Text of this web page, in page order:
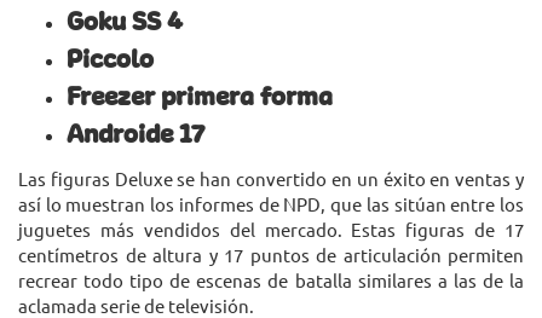
Goku SS 4
Piccolo
Freezer primera forma
Androide 17
Las figuras Deluxe se han convertido en un éxito en ventas y
así lo muestran los informes de NPD, que las sitúan entre los
juguetes más vendidos del mercado. Estas figuras de 17
centímetros de altura y 17 puntos de articulación permiten
recrear todo tipo de escenas de batalla similares a las de la
aclamada serie de televisión.